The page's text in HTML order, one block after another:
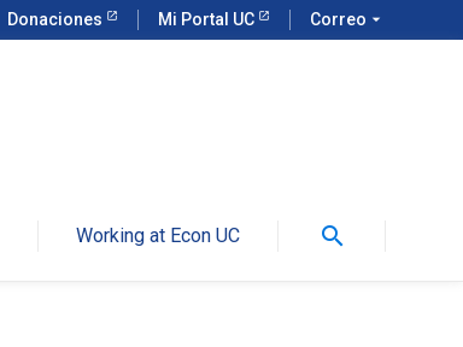
Donaciones Mi Portal UC Correo arrow_drop_down
Working at Econ UC search